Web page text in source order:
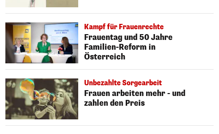
Kampf für Frauenrechte
Frauentag und 50 Jahre
Familien-Reform in
Österreich
Unbezahlte Sorgearbeit
Frauen arbeiten mehr - und
zahlen den Preis